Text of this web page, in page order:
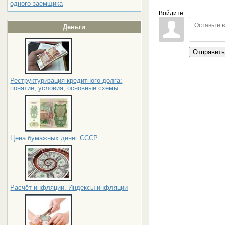
одного заемщика
Деньги
Реструктуризация кредитного долга:
понятие, условия, основные схемы
Цена бумажных денег СССР
Расчёт инфляции. Индексы инфляции
Войдите:
Отправить